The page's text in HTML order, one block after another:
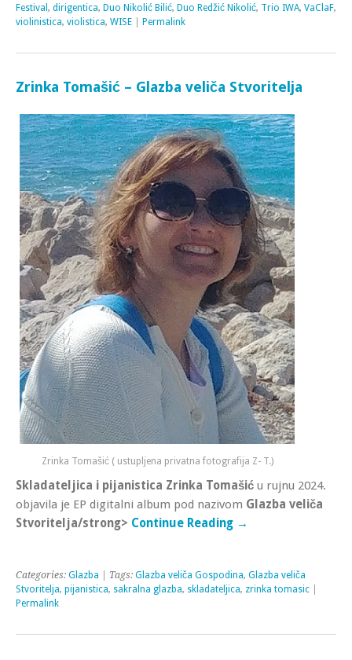
Festival , dirigentica, Duo Nikolić Bilić, Duo Redžić Nikolić, Trio IWA, VaClaF,
violinistica, violistica, WISE Permalink
Zrinka Tomašić – Glazba veliča Stvoritelja
Zrinka Tomašić ( ustupljena privatna fotografija Z- T.)
Skladateljica i pijanistica Zrinka Tomašić u rujnu 2024.
objavila je EP digitalni album pod nazivom Glazba veliča
Stvoritelja/strong> Continue Reading →
Categories: Glazba | Tags: Glazba veliča Gospodina, Glazba veliča
Stvoritelja, pijanistica, sakralna glazba, skladateljica, zrinka tomasic
Permalink